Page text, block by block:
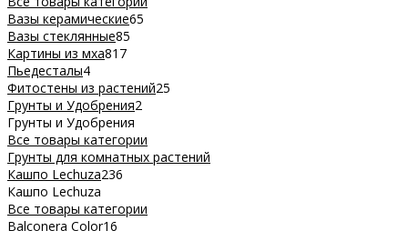
Вазы керамические65
Вазы стеклянные85
Картины из мха817
Пьедесталы4
Фитостены из растений25
Грунты и Удобрения2
Грунты и Удобрения
Все товары категории
Грунты для комнатных растений
Кашпо Lechuza236
Кашпо Lechuza
Все товары категории
Balconera Color16